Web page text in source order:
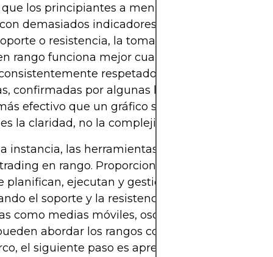
los principiantes a menudo cometen es
demasiados indicadores y niveles. Cuando
o resistencia, la toma de decisiones se
rango funciona mejor cuando los niveles son
respetados. Un puñado de
confirmadas por algunas herramientas fiables,
efectivo que un gráfico saturado de señales.
la claridad, no la complejidad.
instancia, las herramientas y los niveles son la
en rango. Proporcionan los límites dentro
planifican, ejecutan y gestionan las operaciones.
el soporte y la resistencia clásicos con
como medias móviles, osciladores y volumen,
abordar los rangos con confianza y
el siguiente paso es aprender cómo